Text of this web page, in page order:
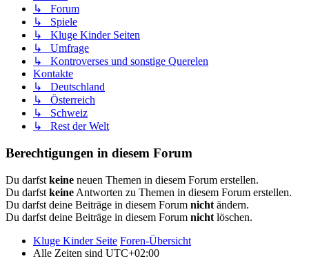
↳ Forum
↳ Spiele
↳ Kluge Kinder Seiten
↳ Umfrage
↳ Kontroverses und sonstige Querelen
Kontakte
↳ Deutschland
↳ Österreich
↳ Schweiz
↳ Rest der Welt
Berechtigungen in diesem Forum
Du darfst keine neuen Themen in diesem Forum erstellen.
Du darfst keine Antworten zu Themen in diesem Forum erstellen.
Du darfst deine Beiträge in diesem Forum nicht ändern.
Du darfst deine Beiträge in diesem Forum nicht löschen.
Kluge Kinder Seite Foren-Übersicht
Alle Zeiten sind UTC+02:00